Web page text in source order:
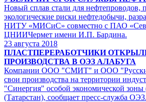
Новый сплав стали для нефтепроводов,
экологические риски нефтедобычи,
НИТУ «МИСиС» совместно с ПАО
ЦНИИЧермет имени И.П. Бардина.
23 августа 2018
ПЛАСТПЕРЕРАБОТЧИКИ
ПРОИЗВОДСТВА В ОЭЗ АЛАБУГА
Компании ООО "СМИТ" и ООО
свои производства на территории
"Синергия" особой экономической
(Татарстан), сообщает пресс-служба ОЭЗ.